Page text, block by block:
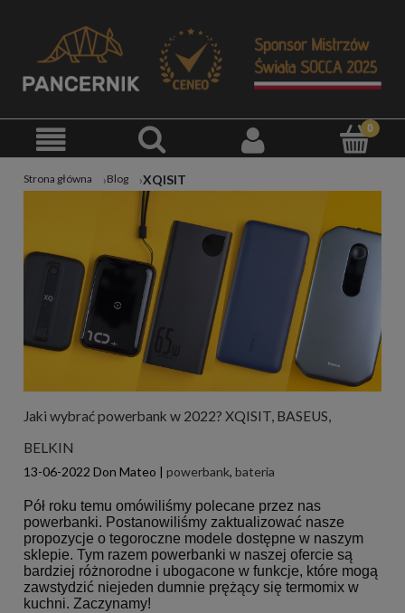
Strona główna Blog XQISIT
Jaki wybrać powerbank w 2022? XQISIT, BASEUS,
BELKIN
13-06-2022 Don Mateo | powerbank, bateria
Pół roku temu omówiliśmy polecane przez nas
powerbanki. Postanowiliśmy zaktualizować nasze
propozycje o tegoroczne modele dostępne w naszym
sklepie. Tym razem powerbanki w naszej ofercie są
bardziej różnorodne i ubogacone w funkcje, które mogą
zawstydzić niejeden dumnie prężący się termomix w
kuchni. Zaczynamy!